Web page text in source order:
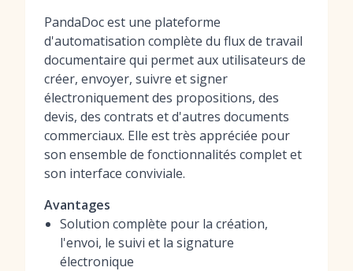
PandaDoc est une plateforme
d'automatisation complète du flux de travail
documentaire qui permet aux utilisateurs de
créer, envoyer, suivre et signer
électroniquement des propositions, des
devis, des contrats et d'autres documents
commerciaux. Elle est très appréciée pour
son ensemble de fonctionnalités complet et
son interface conviviale.
Avantages
Solution complète pour la création,
l'envoi, le suivi et la signature
électronique